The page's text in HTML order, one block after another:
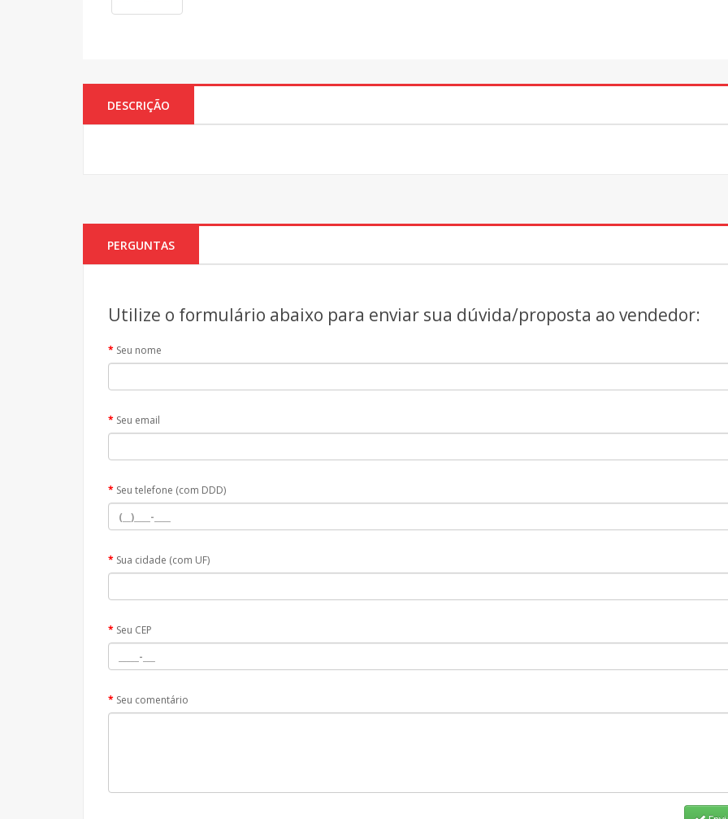
DESCRIÇÃO
PERGUNTAS
Utilize o formulário abaixo para enviar sua dúvida/proposta ao vendedor:
Seu nome
Seu email
Seu telefone (com DDD)
Sua cidade (com UF)
Seu CEP
Seu comentário